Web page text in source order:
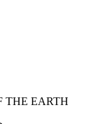
THE EARTH